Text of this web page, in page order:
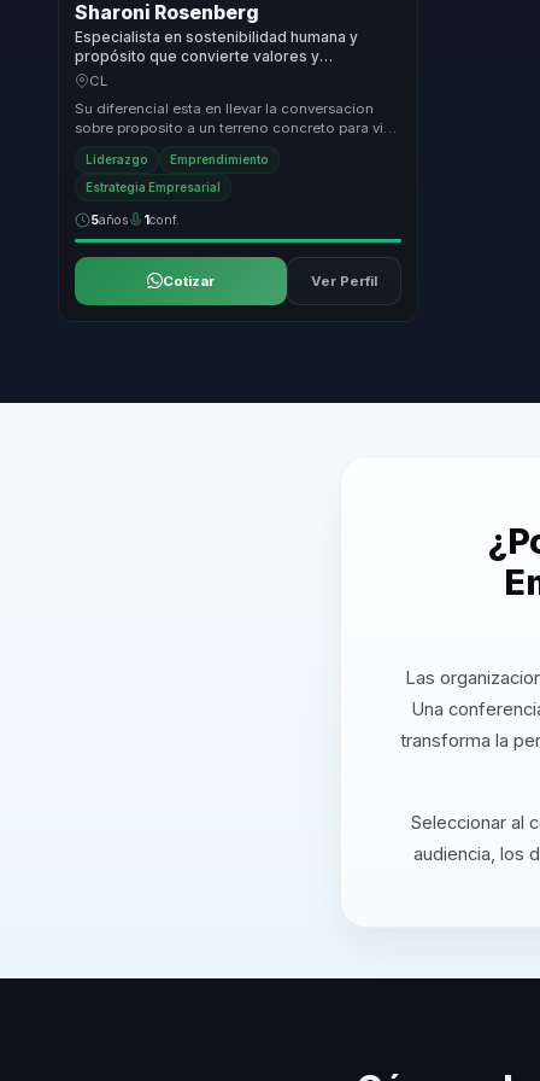
Sharoni Rosenberg
Especialista en sostenibilidad humana y
propósito que convierte valores y
decisiones en compromiso para líderes y
CL
Su diferencial esta en llevar la conversacion
sobre proposito a un terreno concreto para vida
profesional y cultura empresarial. Une pens...
Liderazgo Emprendimiento
Estrategia Empresarial
5años 1conf.
Cotizar Ver Perfil
Las
Una
transforma la
Seleccionar al
audiencia, los